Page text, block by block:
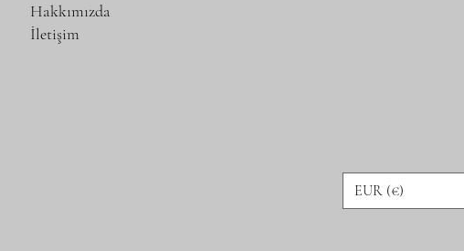
Hakkımızda
İletişim
EUR (€)